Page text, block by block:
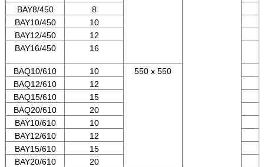
BAY8/450
8
BAY10/450
10
BAY12/450
12
BAY16/450
16
BAQ10/610 10 550 x 550
BAQ12/610
12
BAQ15/610
15
BAQ20/610
20
BAY10/610
10
BAY12/610
12
BAY15/610
15
BAY20/610
20